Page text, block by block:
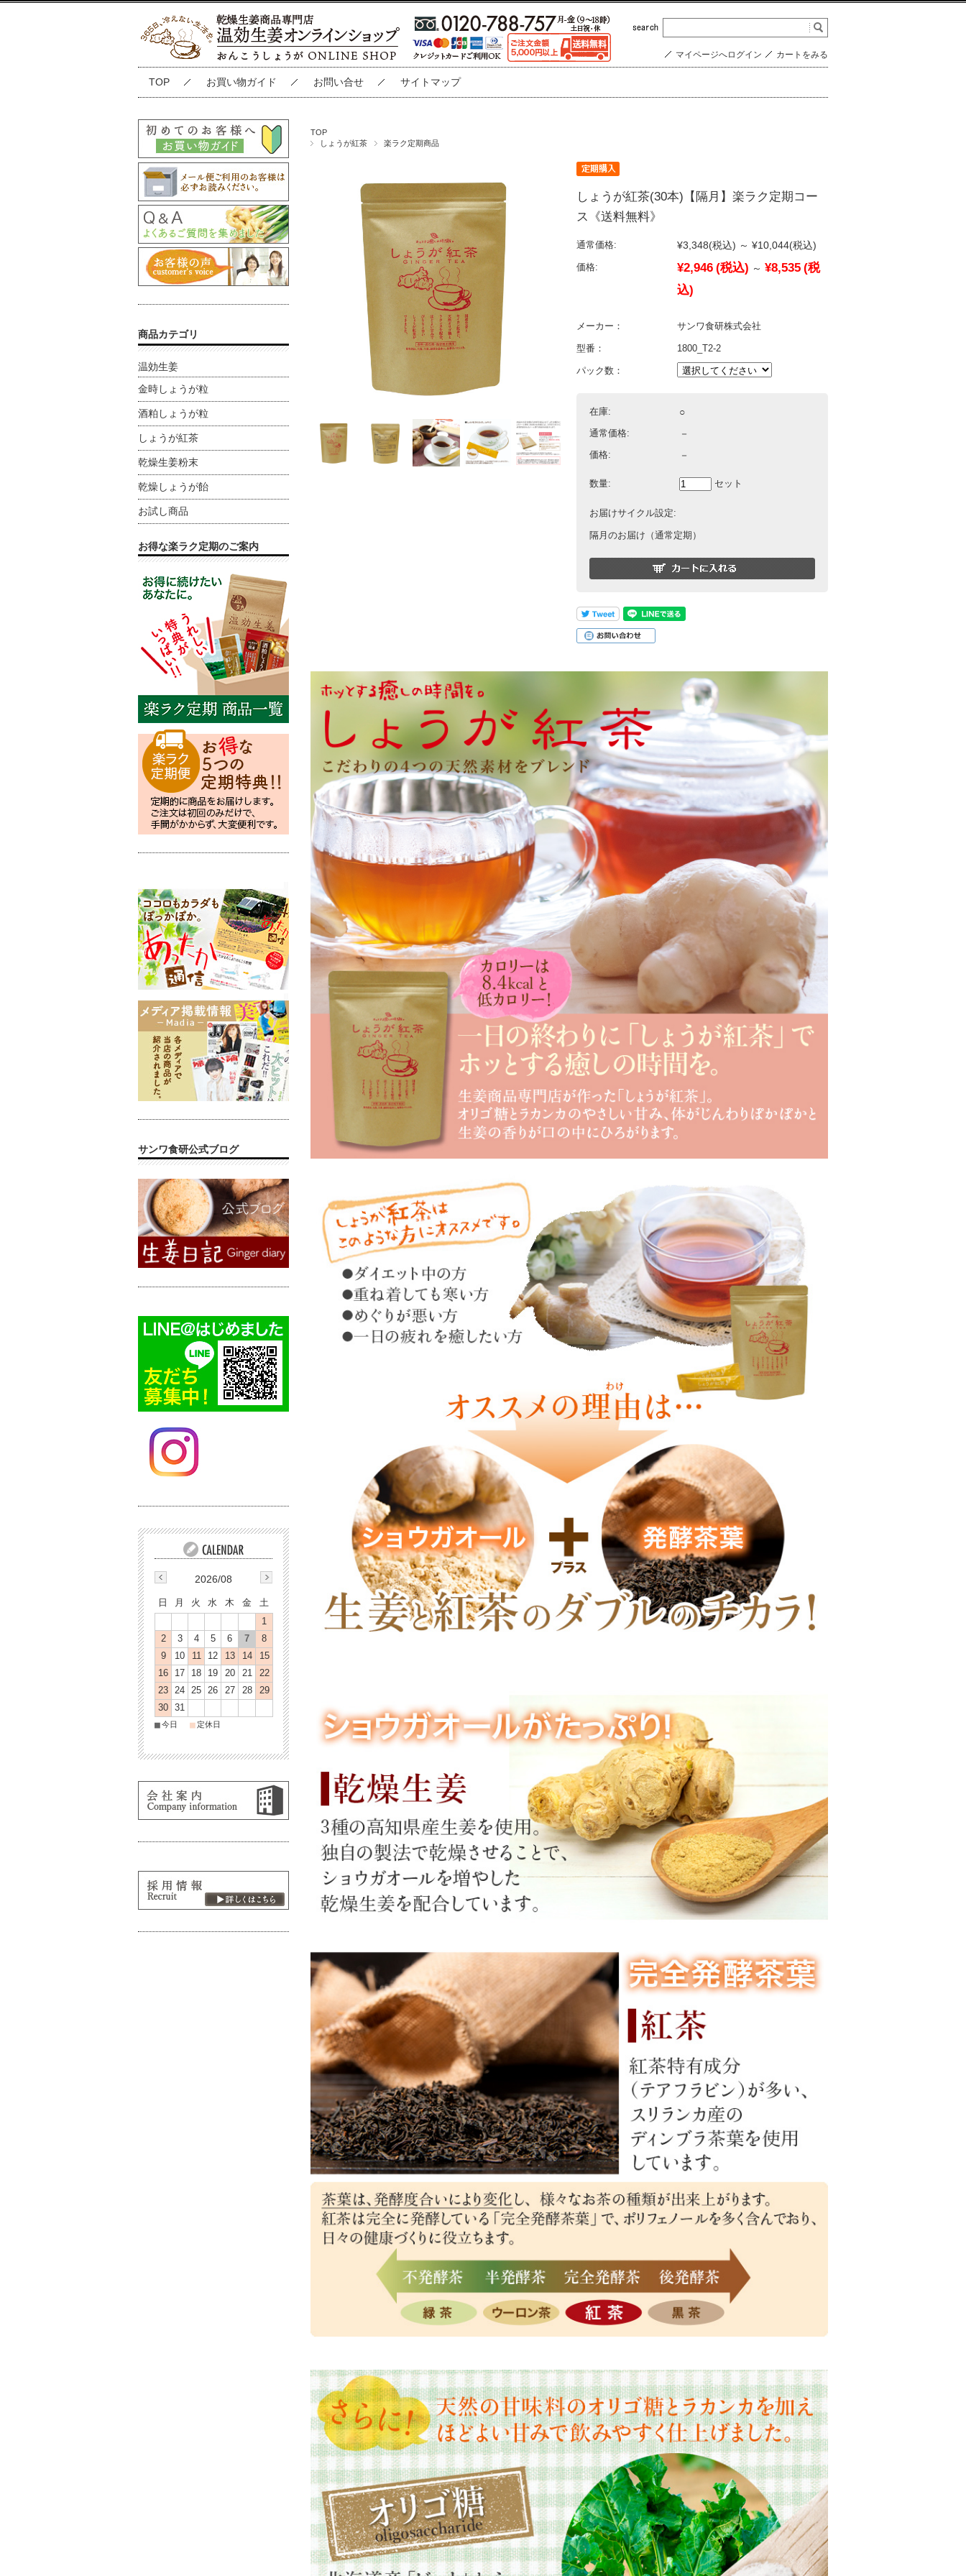
マイページへログイン カートをみる
TOP お買い物ガイド お問い合せ サイトマップ
TOP
しょうが紅茶
楽ラク定期商品
しょうが紅茶(30本)【隔月】楽ラク定期コー
ス《送料無料》
通常価格: ¥3,348(税込) ～ ¥10,044(税込)
価格: ¥2,946 (税込) ～ ¥8,535 (税
込)
メーカー： サンワ食研株式会社
型番： 1800_T2-2
パック数：
在庫: ○
通常価格: －
価格: －
数量: セット
お届けサイクル設定:
隔月のお届け（通常定期）
商品カテゴリ
温効生姜
金時しょうが粒
酒粕しょうが粒
しょうが紅茶
乾燥生姜粉末
乾燥しょうが飴
お試し商品
お得な楽ラク定期のご案内
サンワ食研公式ブログ
2026/08
日 月 火 水 木 金
土
1
2
3 4 5 6 7
8
9
10 11 12 13 14
15
16
17 18 19 20 21
22
23
24 25 26 27 28
29
30
31
■今日 ■ 定休日